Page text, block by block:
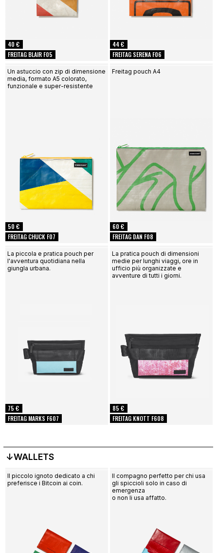
FREITAG BLAIR F05
40 €
FREITAG SERENA F06
44 €
FREITAG CHUCK F07
50 €
Un astuccio con zip di dimensione
media, formato A5 colorato,
funzionale e super-resistente
FREITAG DAN F08
60 €
Freitag pouch A4
FREITAG MARKS F607
75 €
La piccola e pratica pouch per
l'avventura quotidiana nella
giungla urbana.
FREITAG KNOTT F608
85 €
La pratica pouch di dimensioni
medie per lunghi viaggi, ore in
ufficio più organizzate e
avventure di tutti i giorni.
↓WALLETS
Il piccolo ignoto dedicato a chi
preferisce i Bitcoin ai coin.
Il compagno perfetto per chi usa
gli spiccioli solo in caso di
emergenza
o non li usa affatto.